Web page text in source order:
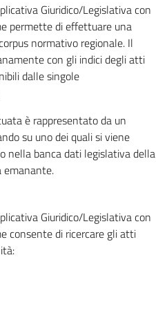
Giuridico/Legislativa con
permette di effettuare una
normativo regionale. Il
con gli indici degli atti
dalle singole
è rappresentato da un
su uno dei quali si viene
nella banca dati legislativa della
emanante.
Giuridico/Legislativa con
consente di ricercare gli atti